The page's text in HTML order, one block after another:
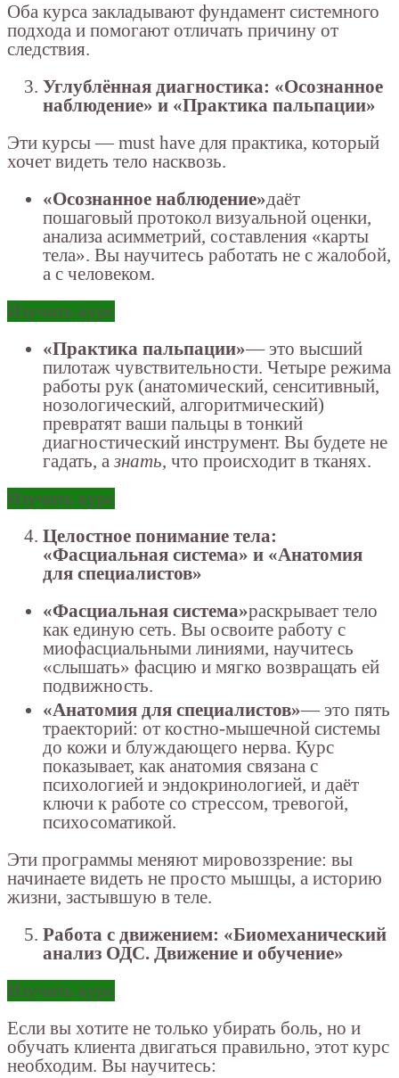
Оба курса закладывают фундамент системного
подхода и помогают отличать причину от
следствия.
Углублённая диагностика: «Осознанное
наблюдение» и «Практика пальпации»
Эти курсы — must have для практика, который
хочет видеть тело насквозь.
«Осознанное наблюдение»даёт
пошаговый протокол визуальной оценки,
анализа асимметрий, составления «карты
тела». Вы научитесь работать не с жалобой,
а с человеком.
Изучить курс
«Практика пальпации»— это высший
пилотаж чувствительности. Четыре режима
работы рук (анатомический, сенситивный,
нозологический, алгоритмический)
превратят ваши пальцы в тонкий
диагностический инструмент. Вы будете не
гадать, а знать, что происходит в тканях.
Изучить курс
Целостное понимание тела:
«Фасциальная система» и «Анатомия
для специалистов»
«Фасциальная система»раскрывает тело
как единую сеть. Вы освоите работу с
миофасциальными линиями, научитесь
«слышать» фасцию и мягко возвращать ей
подвижность.
«Анатомия для специалистов»— это пять
траекторий: от костно-мышечной системы
до кожи и блуждающего нерва. Курс
показывает, как анатомия связана с
психологией и эндокринологией, и даёт
ключи к работе со стрессом, тревогой,
психосоматикой.
Эти программы меняют мировоззрение: вы
начинаете видеть не просто мышцы, а историю
жизни, застывшую в теле.
Работа с движением: «Биомеханический
анализ ОДС. Движение и обучение»
Изучить курс
Если вы хотите не только убирать боль, но и
обучать клиента двигаться правильно, этот курс
необходим. Вы научитесь: